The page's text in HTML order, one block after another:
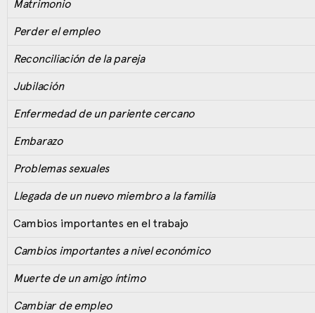
Matrimonio
Perder el empleo
Reconciliación de la pareja
Jubilación
Enfermedad de un pariente cercano
Embarazo
Problemas sexuales
Llegada de un nuevo miembro a la familia
Cambios importantes en el trabajo
Cambios importantes a nivel económico
Muerte de un amigo íntimo
Cambiar de empleo